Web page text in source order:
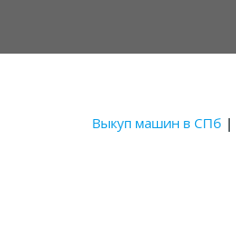
Выкуп машин в СПб |